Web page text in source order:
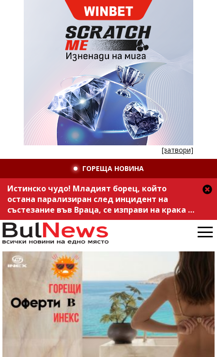
[затвори]
ГОРЕЩА НОВИНА
Истинско чудо! Младият борец, който
остана парализиран след инцидент на
състезание във Враца, се изправи на крака /
снимка/